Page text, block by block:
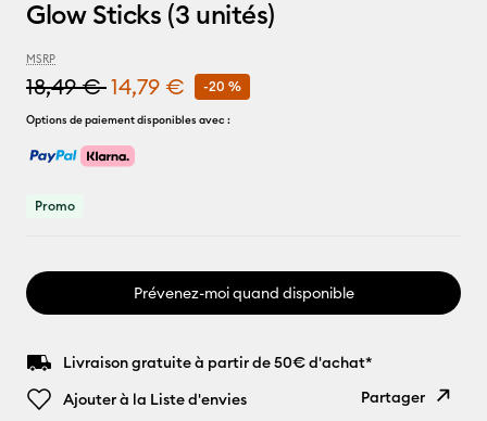
Glow Sticks (3 unités)
MSRP
18,49 €14,79 € -20 %
Options de paiement disponibles avec :
Promo
Prévenez-moi quand disponible
Livraison gratuite à partir de 50€ d'achat*
Ajouter à la Liste d'envies
Partager